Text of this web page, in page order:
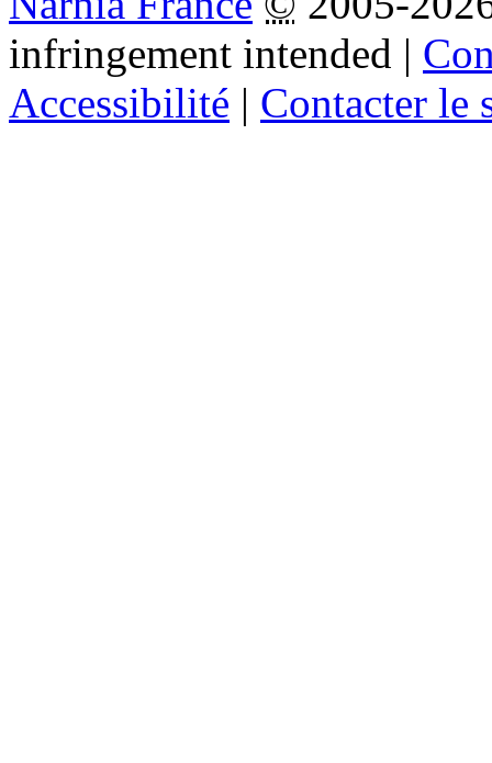
infringement intended |
Accessibilité | Contacter le